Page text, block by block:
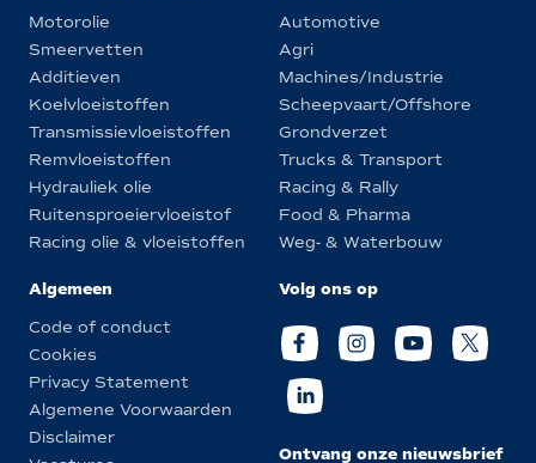
Motorolie
Smeervetten
Additieven
Koelvloeistoffen
Transmissievloeistoffen
Remvloeistoffen
Hydrauliek olie
Ruitensproeiervloeistof
Racing olie & vloeistoffen
Automotive
Agri
Machines/Industrie
Scheepvaart/Offshore
Grondverzet
Trucks & Transport
Racing & Rally
Food & Pharma
Weg- & Waterbouw
Algemeen
Code of conduct
Cookies
Privacy Statement
Algemene Voorwaarden
Disclaimer
Volg ons op
Ontvang onze nieuwsbrief